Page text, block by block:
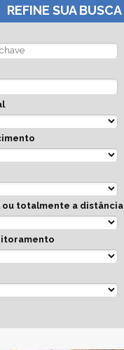
REFINE SUA BUSCA
totalmente a distância